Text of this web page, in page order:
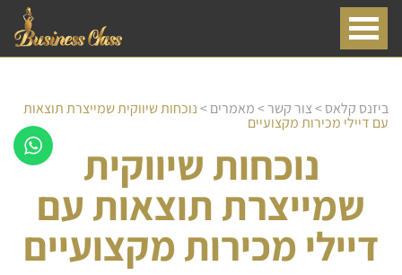
ביזנס קלאס>צור קשר>מאמרים>נוכחות שיווקית שמייצרת תוצאות
עם דיילי מכירות מקצועיים
נוכחות שיווקית
שמייצרת תוצאות עם
דיילי מכירות מקצועיים